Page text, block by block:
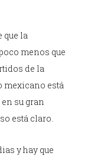
que la
menos que
de la
mexicano está
su gran
está claro.
y hay que